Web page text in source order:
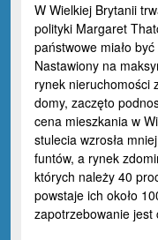
W Wielkiej Brytanii
polityki Margaret
państwowe miało
Nastawiony na
rynek nieruchomości
domy, zaczęto
cena mieszkania w
stulecia wzrosła
funtów, a rynek
których należy 40
powstaje ich około
zapotrzebowanie jest